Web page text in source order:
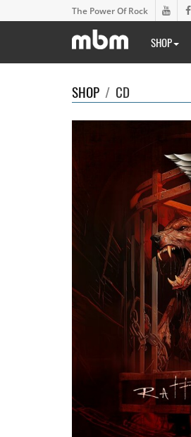
The Power Of Rock
SHOP
SHOP / CD